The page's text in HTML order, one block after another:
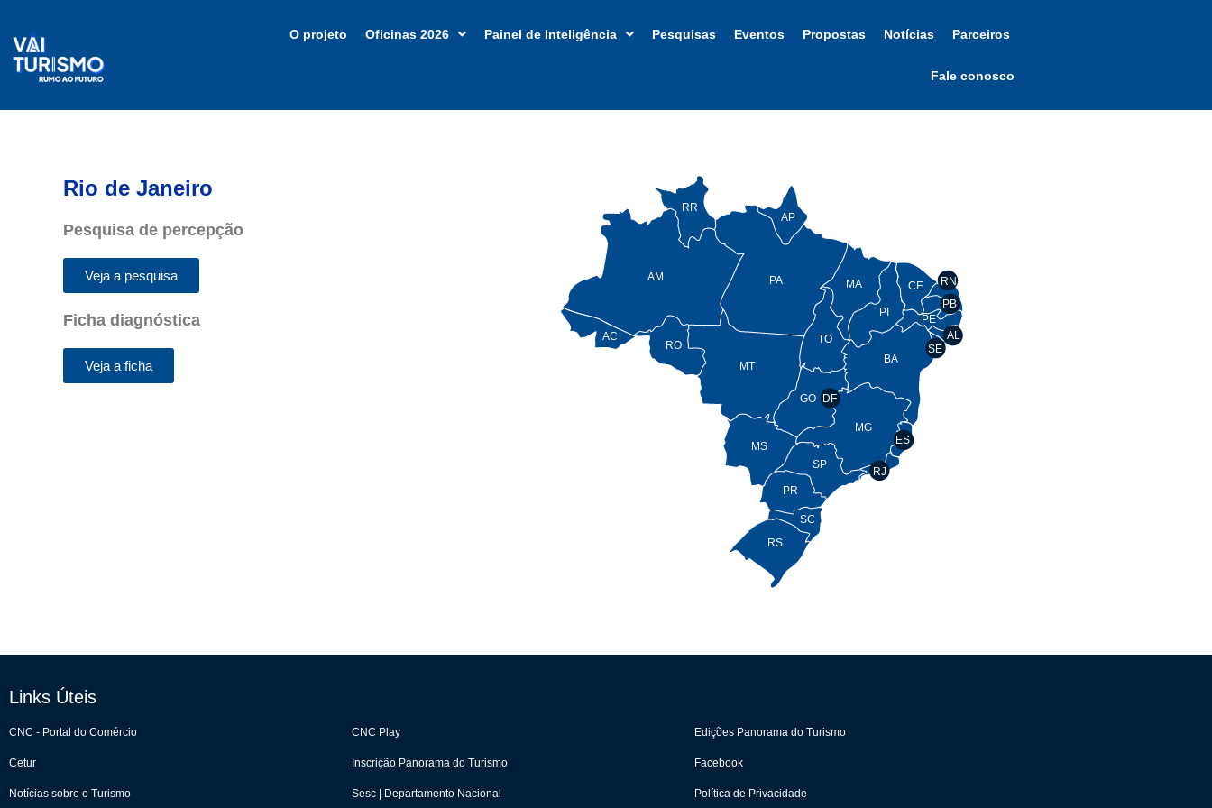
conteúdo
O projeto Oficinas 2026 Painel de Inteligência Pesquisas Eventos Propostas Notícias Parceiros
Fale conosco
Rio de Janeiro
Pesquisa de percepção
Veja a pesquisa
Ficha diagnóstica
Veja a ficha
TO
BA
SE
PE
AL
RN
CE
PI
MA
AP
PA
RR
AM
AC
RO
MT
MS
GO
PR
SC
RS
SP
MG
RJ
ES
DF
PB
Links Úteis
CNC - Portal do Comércio
Cetur
Notícias sobre o Turismo
CNC Play
Inscrição Panorama do Turismo
Sesc | Departamento Nacional
Edições Panorama do Turismo
Facebook
Política de Privacidade